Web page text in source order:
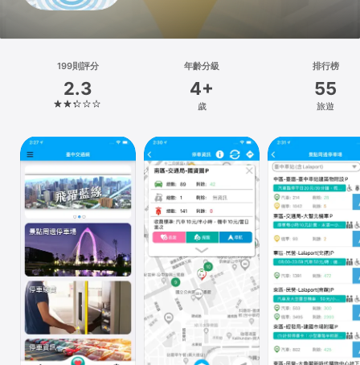
搜尋
iPhone
iPad
Mac
Vision
Watch
TV
199則評分
2.3
年齡分級
4+
歲
排行榜
55
旅遊